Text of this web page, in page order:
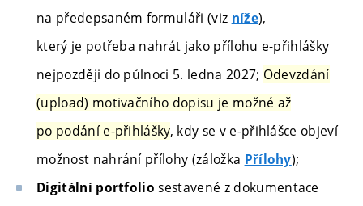
na předepsaném formuláři (viz níže),
který je potřeba nahrát jako přílohu e-přihlášky
nejpozději do půlnoci 5. ledna 2027; Odevzdání
(upload) motivačního dopisu je možné až
po podání e-přihlášky, kdy se v e-přihlášce objeví
možnost nahrání přílohy (záložka Přílohy);
Digitální portfolio sestavené z dokumentace